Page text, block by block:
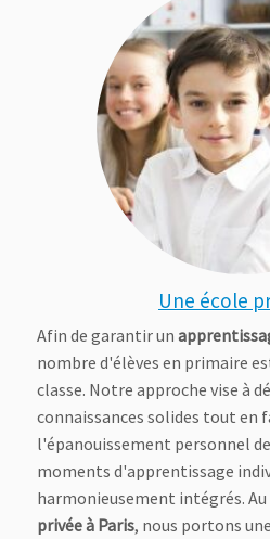
Une école
Afin de garantir un
nombre d'élèves en primaire
classe. Notre approche vise à
connaissances solides tout en
l'épanouissement personnel de
moments d'apprentissage
harmonieusement intégrés.
privée à Paris, nous portons